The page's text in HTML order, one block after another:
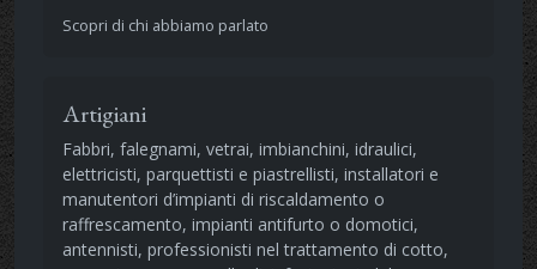
Scopri di chi abbiamo parlato
Artigiani
Fabbri, falegnami, vetrai, imbianchini, idraulici,
elettricisti, parquettisti e piastrellisti, installatori e
manutentori d’impianti di riscaldamento o
raffrescamento, impianti antifurto o domotici,
antennisti, professionisti nel trattamento di cotto,